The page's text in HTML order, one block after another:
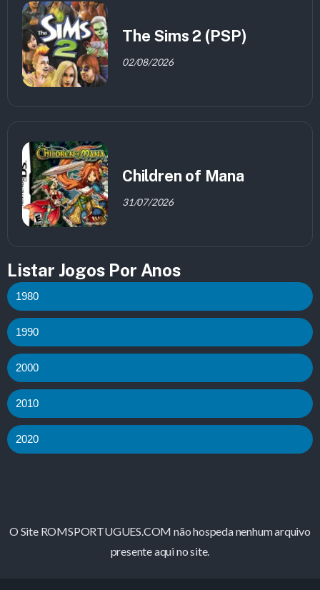
The Sims 2 (PSP)
02/08/2026
Children of Mana
31/07/2026
Listar Jogos Por Anos
1980
1990
2000
2010
2020
O Site ROMSPORTUGUES.COM não hospeda nenhum arquivo
presente aqui no site.